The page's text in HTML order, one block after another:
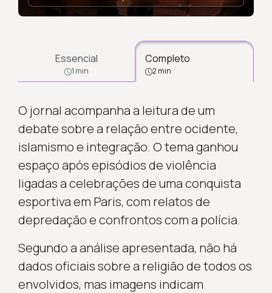
Essencial
1 min
Completo
2 min
O jornal acompanha a leitura de um
debate sobre a relação entre ocidente,
islamismo e integração. O tema ganhou
espaço após episódios de violência
ligadas a celebrações de uma conquista
esportiva em Paris, com relatos de
depredação e confrontos com a polícia.
Segundo a análise apresentada, não há
dados oficiais sobre a religião de todos os
envolvidos, mas imagens indicam